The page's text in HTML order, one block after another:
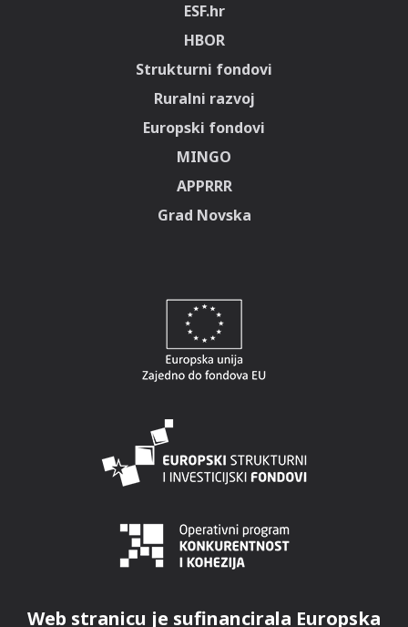
ESF.hr
HBOR
Strukturni fondovi
Ruralni razvoj
Europski fondovi
MINGO
APPRRR
Grad Novska
Web stranicu je sufinancirala Europska